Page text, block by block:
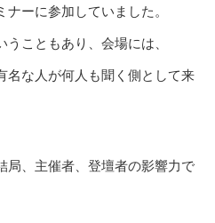
ーに参加していました。
こともあり、会場には、
名な人が何人も聞く側として来
局、主催者、登壇者の影響力で